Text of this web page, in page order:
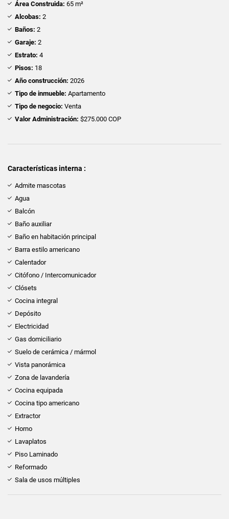
Área Construida: 65 m²
Alcobas: 2
Baños: 2
Garaje: 2
Estrato: 4
Pisos: 18
Año construcción: 2026
Tipo de inmueble: Apartamento
Tipo de negocio: Venta
Valor Administración: $275.000 COP
Características interna :
Admite mascotas
Agua
Balcón
Baño auxiliar
Baño en habitación principal
Barra estilo americano
Calentador
Citófono / Intercomunicador
Clósets
Cocina integral
Depósito
Electricidad
Gas domiciliario
Suelo de cerámica / mármol
Vista panorámica
Zona de lavandería
Cocina equipada
Cocina tipo americano
Extractor
Horno
Lavaplatos
Piso Laminado
Reformado
Sala de usos múltiples